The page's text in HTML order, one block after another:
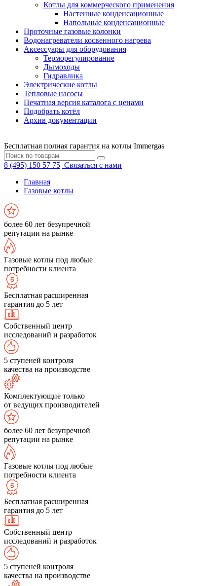
Котлы для коммерческого применения
Настенные конденсационные
Напольные конденсационные
Проточные газовые колонки
Водонагреватели косвенного нагрева
Аксессуары для оборудования
Терморегулирование
Дымоходы
Гидравлика
Электрические котлы
Тепловые насосы
Печатная версия каталога с ценами
Подобрать котёл
Архив документации
Бесплатная полная гарантия на котлы Immergas
8 (495) 150 57 75 Связаться с нами
Главная
Газовые котлы
более 60 лет безупречной
репутации на рынке
Газовые котлы под любые
потребности клиента
Бесплатная расширенная
гарантия до 5 лет
Собственный центр
исследований и разработок
5 ступеней контроля
качества на производстве
Комплектующие только
от ведущих производителей
более 60 лет безупречной
репутации на рынке
Газовые котлы под любые
потребности клиента
Бесплатная расширенная
гарантия до 5 лет
Собственный центр
исследований и разработок
5 ступеней контроля
качества на производстве